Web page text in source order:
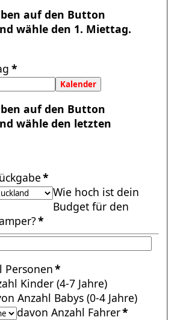
auf den Button
wähle den 1. Miettag.
*
auf den Button
wähle den letzten
*
Wie hoch ist dein
Budget für den
*
Personen*
Kinder (4-7 Jahre)
Anzahl Babys (0-4 Jahre)
davon Anzahl Fahrer*